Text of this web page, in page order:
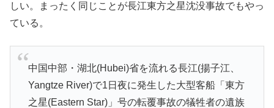
しい。まったく同じことが長江東方之星沈没事故でもやっ
ている。
中国中部・湖北(Hubei)省を流れる長江(揚子江、
Yangtze River)で1日夜に発生した大型客船「東方
之星(Eastern Star)」号の転覆事故の犠牲者の遺族